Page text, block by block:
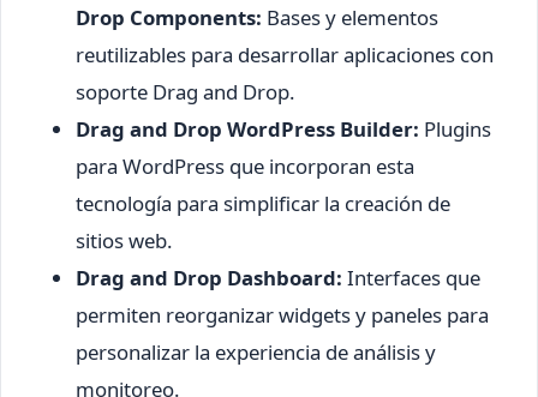
Drop Components: Bases y elementos
reutilizables para desarrollar aplicaciones con
soporte Drag and Drop.
Drag and Drop WordPress Builder: Plugins
para WordPress que incorporan esta
tecnología para simplificar la creación de
sitios web.
Drag and Drop Dashboard: Interfaces que
permiten reorganizar widgets y paneles para
personalizar la experiencia de análisis y
monitoreo.